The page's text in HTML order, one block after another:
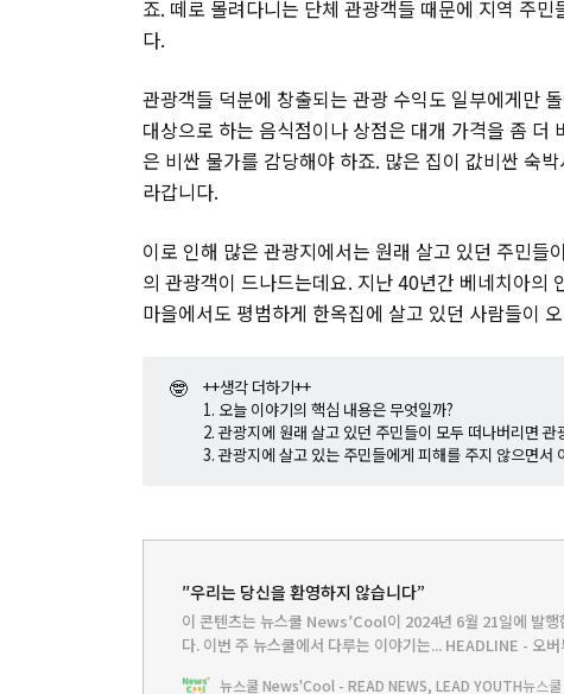
죠. 떼로 몰려다니는 단체 관광객들 때문에 지역 주
다.
관광객들 덕분에 창출되는 관광 수익도 일부에게만
대상으로 하는 음식점이나 상점은 대개 가격을 좀
은 비싼 물가를 감당해야 하죠. 많은 집이 값비싼 숙
라갑니다.
이로 인해 많은 관광지에서는 원래 살고 있던 주민
의 관광객이 드나드는데요. 지난 40년간 베네치아의
마을에서도 평범하게 한옥집에 살고 있던 사람들이
🤓
++생각 더하기++
1. 오늘 이야기의 핵심 내용은 무엇일까?
2. 관광지에 원래 살고 있던 주민들이 모두 떠나버리면 관
3. 관광지에 살고 있는 주민들에게 피해를 주지 않으면서
″우리는 당신을 환영하지 않습니다”
이 콘텐츠는 뉴스쿨 News’Cool이 2024년 6월 21일에 발행
다.‌ 이번 주 뉴스쿨에서 다루는 이야기는... HEADLINE - 오
뉴스쿨 News'Cool - READ NEWS, LEAD YOUTH뉴스쿨